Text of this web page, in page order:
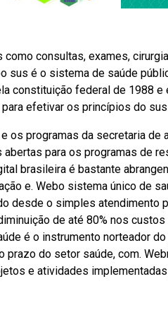
consultas, exames,
sus é o sistema de saúde
constituição federal de 1988 e
efetivar os princípios do
os programas da secretaria de
para os programas de
brasileira é bastante
e. Webo sistema único de
desde o simples atendimento
de até 80% nos
é o instrumento norteador
do setor saúde, com.
e atividades